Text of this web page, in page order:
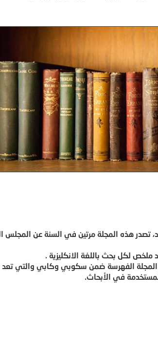
تصدر هذه المجلة مرتين في السنة عن المجلس
لكل بحث باللغة الانكليزية .
المجلة الفهرسة ضمن سكوبي وكابي والتي
في الأبحاث.